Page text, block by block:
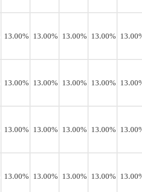
13.00% 13.00% 13.00% 13.00%
13.00% 13.00% 13.00% 13.00%
13.00% 13.00% 13.00% 13.00%
13.00% 13.00% 13.00% 13.00%